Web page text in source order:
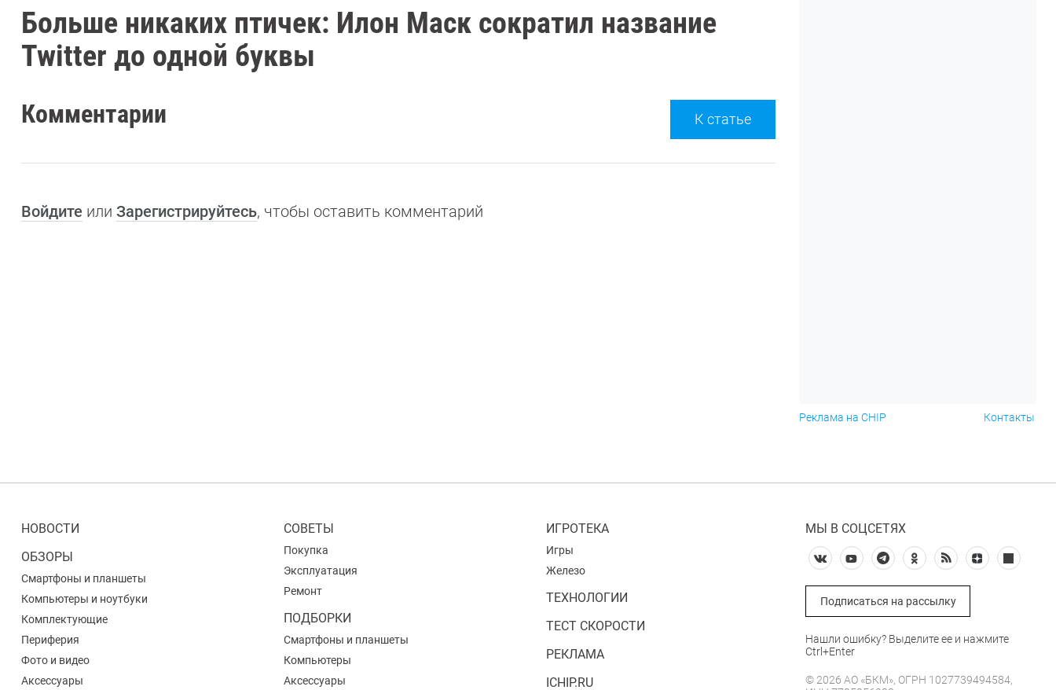
Больше никаких птичек: Илон Маск сократил название
Twitter до одной буквы
Комментарии К статье
Войдите или Зарегистрируйтесь, чтобы оставить комментарий
Реклама на CHIP Контакты
НОВОСТИ
ОБЗОРЫ
Смартфоны и планшеты
Компьютеры и ноутбуки
Комплектующие
Периферия
Фото и видео
Аксессуары
СОВЕТЫ
Покупка
Эксплуатация
Ремонт
ПОДБОРКИ
Смартфоны и планшеты
Компьютеры
Аксессуары
ИГРОТЕКА
Игры
Железо
ТЕХНОЛОГИИ
ТЕСТ СКОРОСТИ
РЕКЛАМА
ICHIP.RU
МЫ В СОЦСЕТЯХ
Подписаться на рассылку
Нашли ошибку? Выделите ее и нажмите
Ctrl+Enter
© 2026 АО «БКМ», ОГРН 1027739494584,